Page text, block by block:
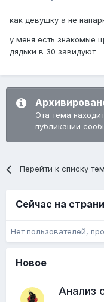
как девушку а не
у меня есть знакомые
дядьки в 30 завидуют
Эта тема
публикации
Перейти к списку тем
Сейчас на
Нет пользователей,
Новое
Анализ